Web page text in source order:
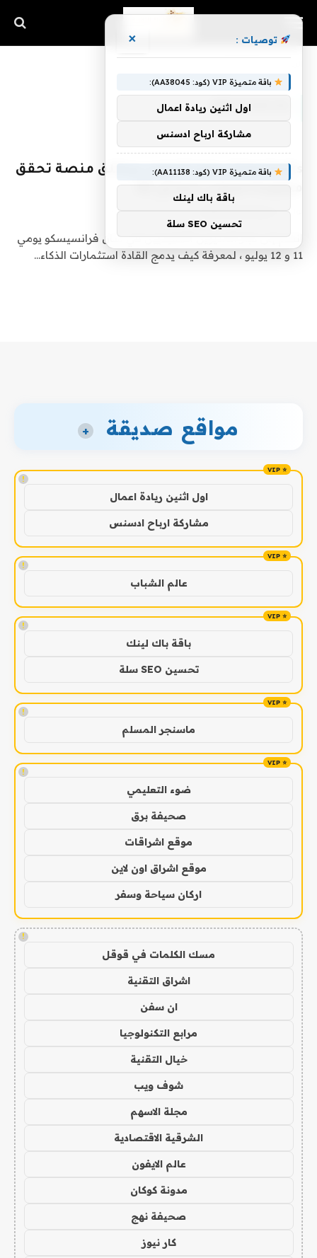
DEEPCHECKS
Deepchecks يرفع التمويل ويطلق منصة تحقق
مفتوحة المصدر لنماذج ML
بواسطة
انضم إلى كبار المديرين التنفيذيين في سان فرانسيسكو يومي
11 و 12 يوليو ، لمعرفة كيف يدمج القادة استثمارات الذكاء…
مواقع صديقة +
!
اول اثنين ريادة اعمال
مشاركة ارباح ادسنس
!
عالم الشباب
!
باقة باك لينك
تحسين SEO سلة
!
ماسنجر المسلم
!
ضوء التعليمي
صحيفة برق
موقع اشراقات
موقع اشراق اون لاين
اركان سياحة وسفر
!
مسك الكلمات في قوقل
اشراق التقنية
ان سفن
مرابع التكنولوجيا
خيال التقنية
شوف ويب
مجلة الاسهم
الشرقية الاقتصادية
عالم الايفون
مدونة كوكان
صحيفة نهج
كار نيوز
توصيات : ×
باقة متميزة VIP (كود: AA38045):
اول اثنين ريادة اعمال
مشاركة ارباح ادسنس
باقة متميزة VIP (كود: AA11138):
باقة باك لينك
تحسين SEO سلة